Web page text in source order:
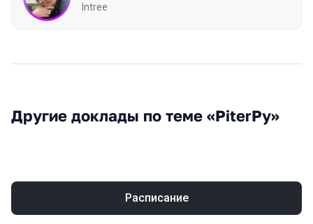
Intree
Другие доклады по теме «PiterPy»
Расписание